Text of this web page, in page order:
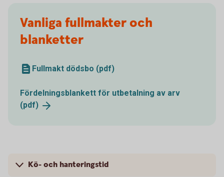
Vanliga fullmakter och
blanketter
Fullmakt dödsbo (pdf)
Fördelningsblankett för utbetalning av arv
(pdf)
Kö- och hanteringstid